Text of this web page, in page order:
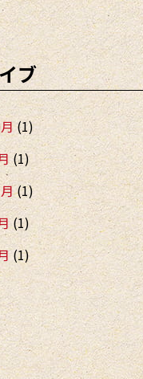
ブ
(1)
(1)
(1)
(1)
(1)
(2)
(2)
(1)